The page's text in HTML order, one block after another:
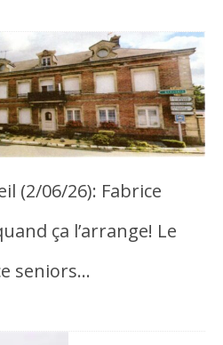
(2/06/26): Fabrice
ça l’arrange! Le
seniors…